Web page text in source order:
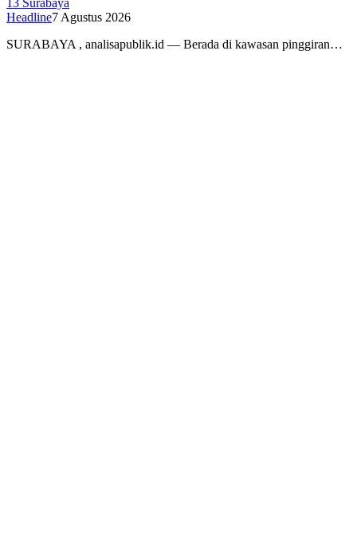
13 Surabaya
Headline7 Agustus 2026
SURABAYA , analisapublik.id — Berada di kawasan pinggiran…